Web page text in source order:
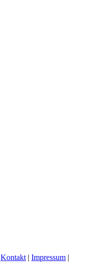
Kontakt | Impressum |